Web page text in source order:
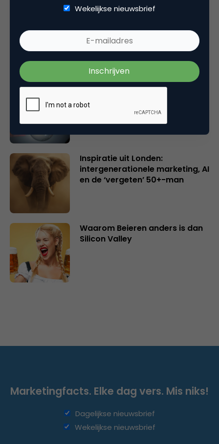
Wake-upcall voor ontwerpers
en merkeigenaren
Creatieve sector als aanjager
van innovatie en ontsluiter en
verbinder van industrieën
belangrijker en urgenter dan
Inspiratie uit Londen:
intergenerationele marketing, AI
en de ‘vergeten’ 50+-man
Waarom Beieren anders is dan
Silicon Valley
Wekelijkse nieuwsbrief
Marketingfacts. Elke dag vers. Mis niks!
Dagelijkse nieuwsbrief
Wekelijkse nieuwsbrief